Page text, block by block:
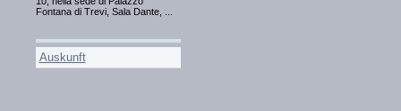
Fontana di Trevi, Sala Dante, ...
Auskunft